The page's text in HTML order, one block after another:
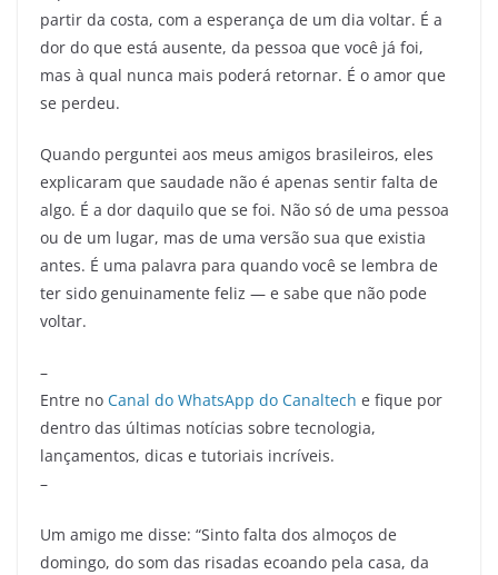
partir da costa, com a esperança de um dia voltar. É a
dor do que está ausente, da pessoa que você já foi,
mas à qual nunca mais poderá retornar. É o amor que
se perdeu.
Quando perguntei aos meus amigos brasileiros, eles
explicaram que saudade não é apenas sentir falta de
algo. É a dor daquilo que se foi. Não só de uma pessoa
ou de um lugar, mas de uma versão sua que existia
antes. É uma palavra para quando você se lembra de
ter sido genuinamente feliz — e sabe que não pode
voltar.
–
Entre no Canal do WhatsApp do Canaltech e fique por
dentro das últimas notícias sobre tecnologia,
lançamentos, dicas e tutoriais incríveis.
–
Um amigo me disse: “Sinto falta dos almoços de
domingo, do som das risadas ecoando pela casa, da